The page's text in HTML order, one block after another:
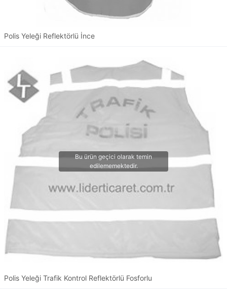
Polis Yeleği Reflektörlü İnce
Polis Yeleği Trafik Kontrol Reflektörlü Fosforlu